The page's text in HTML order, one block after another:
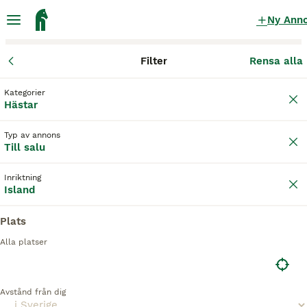
Ny
Filter Rensa alla
Kategorier
Hästar
Typ av annons
Till salu
Inriktning
Island
Plats
Alla platser
Avstånd från dig
Silversvart Islandshästar till salu i Sverige
silversvart
Spara sökning
Islandshäst